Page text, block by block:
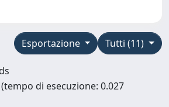
Tutti (11)
Esportazione
di esecuzione: 0.027